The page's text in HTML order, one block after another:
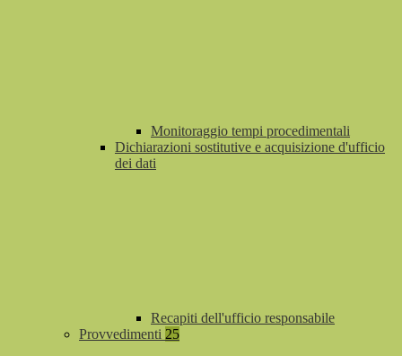
Monitoraggio tempi procedimentali
Dichiarazioni sostitutive e acquisizione d'ufficio
dei dati
Recapiti dell'ufficio responsabile
Provvedimenti 25